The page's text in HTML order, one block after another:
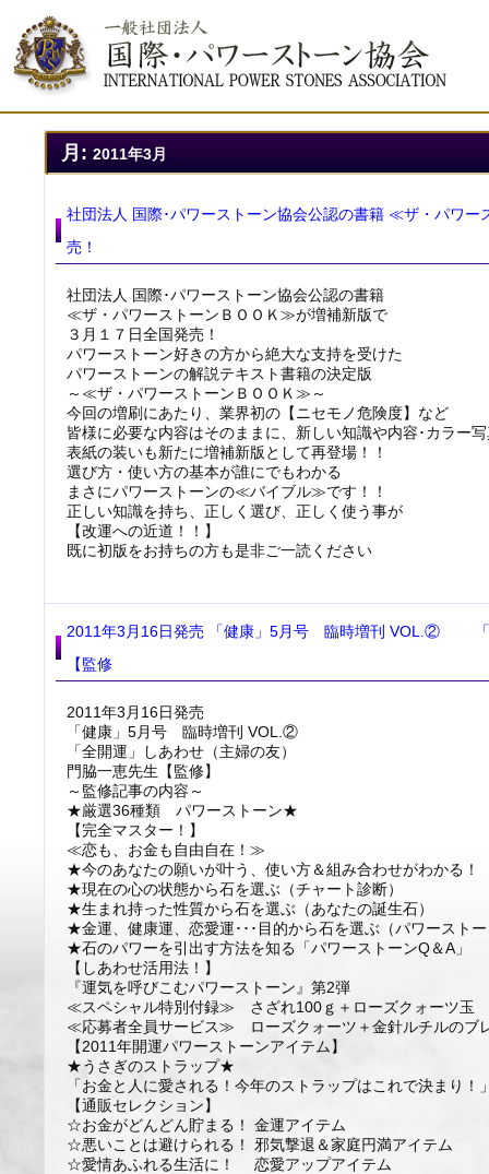
月: 2011年3月
社団法人 国際･パワーストーン協会公認の書籍 ≪ザ・パワ
売！
社団法人 国際･パワーストーン協会公認の書籍
≪ザ・パワーストーンＢＯＯＫ≫が増補新版で
３月１７日全国発売！
パワーストーン好きの方から絶大な支持を受けた
パワーストーンの解説テキスト書籍の決定版
～≪ザ・パワーストーンＢＯＯＫ≫～
今回の増刷にあたり、業界初の【ニセモノ危険度】など
皆様に必要な内容はそのままに、新しい知識や内容･カラー
表紙の装いも新たに増補新版として再登場！！
選び方・使い方の基本が誰にでもわかる
まさにパワーストーンの≪バイブル≫です！！
正しい知識を持ち、正しく選び、正しく使う事が
【改運への近道！！】
既に初版をお持ちの方も是非ご一読ください
2011年3月16日発売 「健康」5月号 臨時増刊 VOL.② 「
【監修
2011年3月16日発売
「健康」5月号 臨時増刊 VOL.②
「全開運」しあわせ（主婦の友）
門脇一恵先生【監修】
～監修記事の内容～
★厳選36種類 パワーストーン★
【完全マスター！】
≪恋も、お金も自由自在！≫
★今のあなたの願いが叶う、使い方＆組み合わせがわかる！
★現在の心の状態から石を選ぶ（チャート診断）
★生まれ持った性質から石を選ぶ（あなたの誕生石）
★金運、健康運、恋愛運･･･目的から石を選ぶ（パワースト
★石のパワーを引出す方法を知る「パワーストーンQ＆A」
【しあわせ活用法！】
『運気を呼びこむパワーストーン』第2弾
≪スペシャル特別付録≫ さざれ100ｇ＋ローズクォーツ玉
≪応募者全員サービス≫ ローズクォーツ＋金針ルチルのブ
【2011年開運パワーストーンアイテム】
★うさぎのストラップ★
「お金と人に愛される！今年のストラップはこれで決まり！
【通販セレクション】
☆お金がどんどん貯まる！ 金運アイテム
☆悪いことは避けられる！ 邪気撃退＆家庭円満アイテム
☆愛情あふれる生活に！ 恋愛アップアイテム